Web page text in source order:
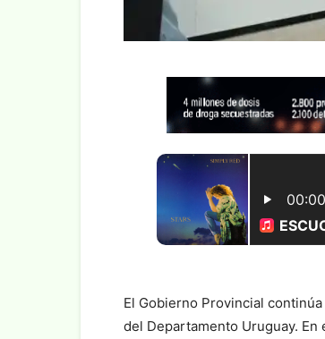
⁣El Gobierno Provincial
del Departamento Uruguay.